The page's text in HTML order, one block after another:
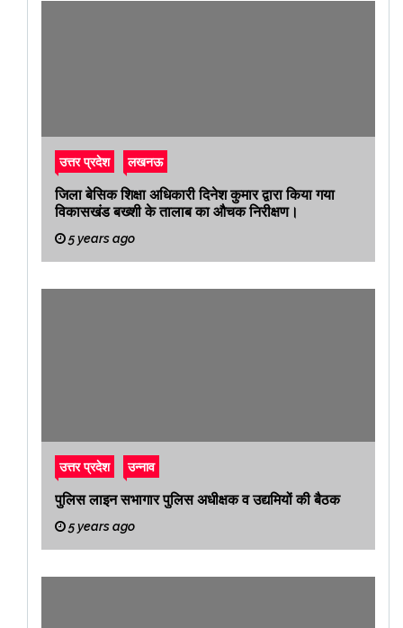
उत्तर प्रदेश लखनऊ
जिला बेसिक शिक्षा अधिकारी दिनेश कुमार द्वारा किया गया
विकासखंड बख्शी के तालाब का औचक निरीक्षण।
5 years ago
उत्तर प्रदेश उन्नाव
पुलिस लाइन सभागार पुलिस अधीक्षक व उद्यमियों की बैठक
5 years ago